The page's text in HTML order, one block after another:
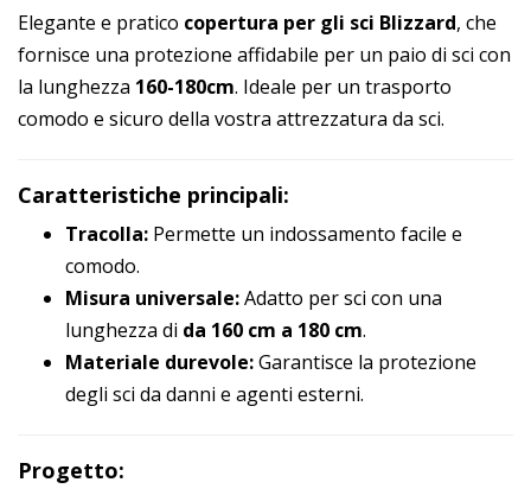
Elegante e pratico copertura per gli sci Blizzard, che
fornisce una protezione affidabile per un paio di sci con
la lunghezza 160-180cm. Ideale per un trasporto
comodo e sicuro della vostra attrezzatura da sci.
Caratteristiche principali:
Tracolla: Permette un indossamento facile e
comodo.
Misura universale:Adatto per sci con una
lunghezza di da 160 cm a 180 cm.
Materiale durevole:Garantisce la protezione
degli sci da danni e agenti esterni.
Progetto: